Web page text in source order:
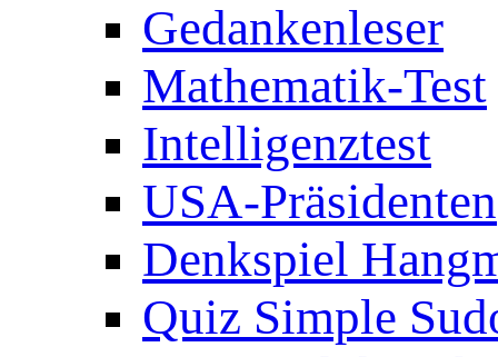
Gedankenleser
Mathematik-Test
Intelligenztest
USA-Präsidenten
Denkspiel
Quiz Simple